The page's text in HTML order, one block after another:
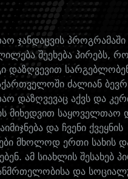
ჯანდაცვის
შეეხება პირებს,
დაზღვევით
ძალიან ბევრ
დაზღვევაც აქვს და
მიხედვით საყოველთაო
და ჩვენი ქვეყნის
მხოლოდ ერთი სახის
ამ სიახლის შესახებ
და